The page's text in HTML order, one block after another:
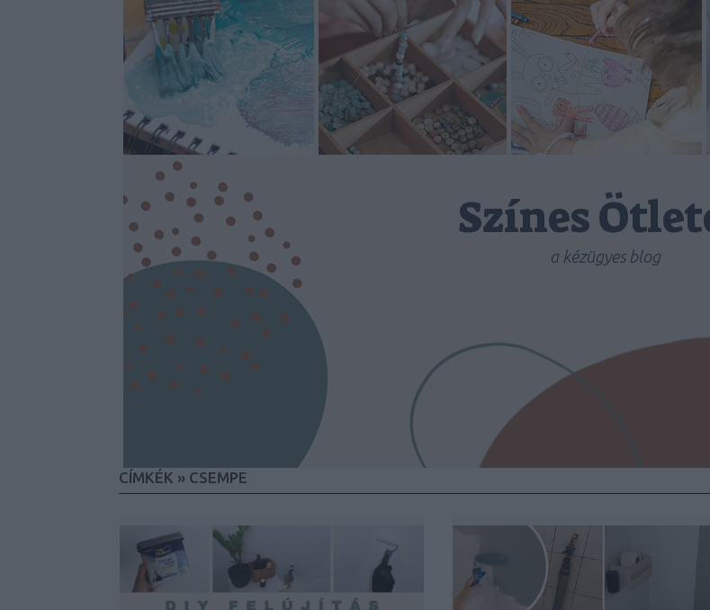
Színes
a kézügyes blog
CÍMKÉK » CSEMPE